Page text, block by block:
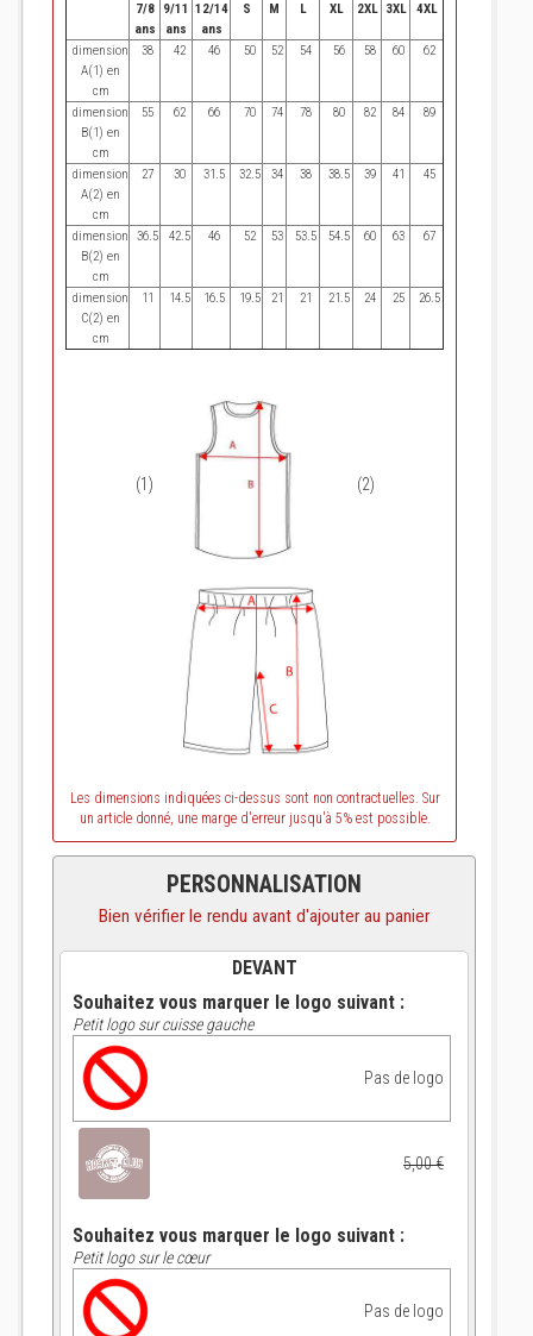
7/8
ans
9/11
ans
12/14
ans
S M L XL 2XL 3XL 4XL
dimension
A(1) en
cm
38 42 46 50 52 54 56 58 60 62
dimension
B(1) en
cm
55 62 66 70 74 78 80 82 84 89
dimension
A(2) en
cm
27 30 31.5 32.5 34 38 38.5 39 41 45
dimension
B(2) en
cm
36.5 42.5 46 52 53 53.5 54.5 60 63 67
dimension
C(2) en
cm
11 14.5 16.5 19.5 21 21 21.5 24 25 26.5
(1) (2)
Les dimensions indiquées ci-dessus sont non contractuelles. Sur
un article donné, une marge d'erreur jusqu'à 5% est possible.
PERSONNALISATION
Bien vérifier le rendu avant d'ajouter au panier
DEVANT
Souhaitez vous marquer le logo suivant :
Petit logo sur cuisse gauche
Pas de logo
5,00 €
Souhaitez vous marquer le logo suivant :
Petit logo sur le cœur
Pas de logo